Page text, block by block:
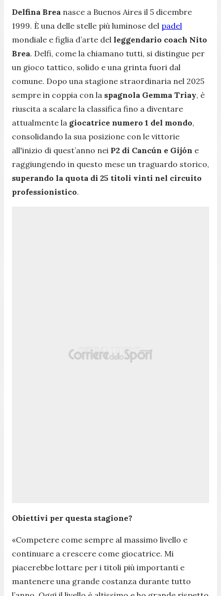
Delfina Brea nasce a Buenos Aires il 5 dicembre
1999. È una delle stelle più luminose del padel
mondiale e figlia d’arte del leggendario coach Nito
Brea. Delfi, come la chiamano tutti, si distingue per
un gioco tattico, solido e una grinta fuori dal
comune. Dopo una stagione straordinaria nel 2025
sempre in coppia con la spagnola Gemma Triay, è
riuscita a scalare la classifica fino a diventare
attualmente la giocatrice numero 1 del mondo,
consolidando la sua posizione con le vittorie
all'inizio di quest’anno nei P2 di Cancún e Gijón e
raggiungendo in questo mese un traguardo storico,
superando la quota di 25 titoli vinti nel circuito
professionistico.
Obiettivi per questa stagione?
«Competere come sempre al massimo livello e
continuare a crescere come giocatrice. Mi
piacerebbe lottare per i titoli più importanti e
mantenere una grande costanza durante tutto